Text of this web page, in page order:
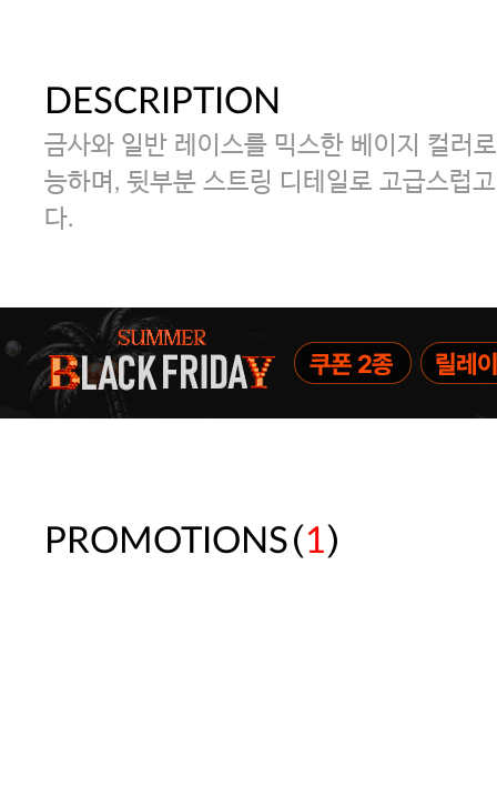
DESCRIPTION
금사와 일반 레이스를 믹스한 베이지 컬러
능하며, 뒷부분 스트링 디테일로 고급스럽
다.
PROMOTIONS(1)